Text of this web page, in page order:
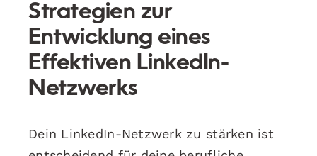
Strategien zur
Entwicklung eines
Effektiven LinkedIn-
Netzwerks
Dein LinkedIn-Netzwerk zu stärken ist